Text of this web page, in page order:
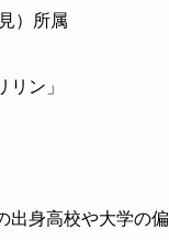
）所属
ン」
出身高校や大学の